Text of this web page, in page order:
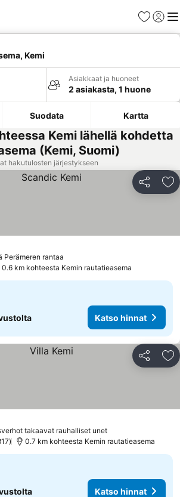
Suosikit
Kemi
Asiakkaat ja huoneet
2 asiakasta, 1 huone
Suodata Kartta
Kemi lähellä kohdetta
(Kemi, Suomi)
hakutulosten järjestykseen
Jaa
Perämeren rantaa
0.6 km kohteesta Kemin rautatieasema
Katso hinnat
Jaa
takaavat rauhalliset unet
0.7 km kohteesta Kemin rautatieasema
Katso hinnat